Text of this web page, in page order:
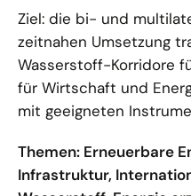
Ziel: die bi- und
zeitnahen Umsetzung
Wasserstoff-Korridore
für Wirtschaft und
mit geeigneten
Themen: Erneuerbare
Infrastruktur,